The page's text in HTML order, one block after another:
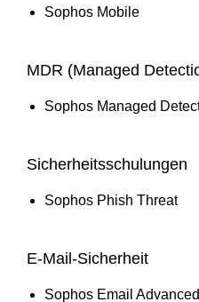
Sophos Mobile
MDR (Managed
Sophos Managed
Sicherheitsschulungen
Sophos Phish Threat
E-Mail-Sicherheit
Sophos Email Advanced